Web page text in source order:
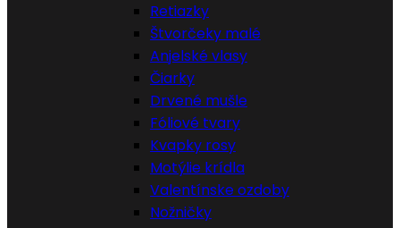
Retiazky
Štvorčeky malé
Anjelské vlasy
Čiarky
Drvené mušle
Fóliové tvary
Kvapky rosy
Motýlie krídla
Valentínske ozdoby
Nožničky